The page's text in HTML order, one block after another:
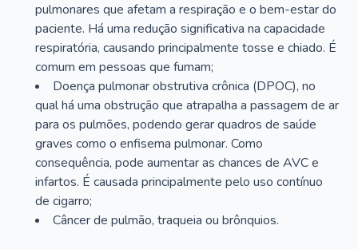
pulmonares que afetam a respiração e o bem-estar do
paciente. Há uma redução significativa na capacidade
respiratória, causando principalmente tosse e chiado. É
comum em pessoas que fumam;
Doença pulmonar obstrutiva crônica (DPOC), no
qual há uma obstrução que atrapalha a passagem de ar
para os pulmões, podendo gerar quadros de saúde
graves como o enfisema pulmonar. Como
consequência, pode aumentar as chances de AVC e
infartos. É causada principalmente pelo uso contínuo
de cigarro;
Câncer de pulmão, traqueia ou brônquios.